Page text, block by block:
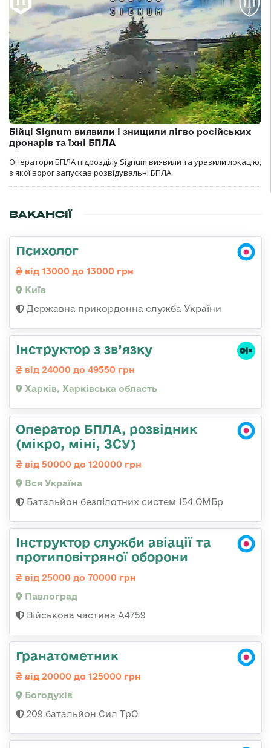
Бійці Signum виявили і знищили лігво російських
дронарів та їхні БПЛА
Оператори БПЛА підрозділу Signum виявили та уразили локацію,
з якої ворог запускав розвідувальні БПЛА.
ВАКАНСІЇ
Психолог
від 13000 до 13000 грн
Київ
Державна прикордонна служба України
Інструктор з зв’язку
від 24000 до 49550 грн
Харків, Харківська область
Оператор БПЛА, розвідник
(мікро, міні, ЗСУ)
від 50000 до 120000 грн
Вся Україна
Батальйон безпілотних систем 154 ОМБр
Інструктор служби авіації та
протиповітряної оборони
від 25000 до 70000 грн
Павлоград
Військова частина А4759
Гранатометник
від 20000 до 125000 грн
Богодухів
209 батальйон Сил ТрО